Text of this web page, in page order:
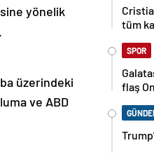
yönelik
üzerindeki
ve ABD
tüm
SPOR
flaş